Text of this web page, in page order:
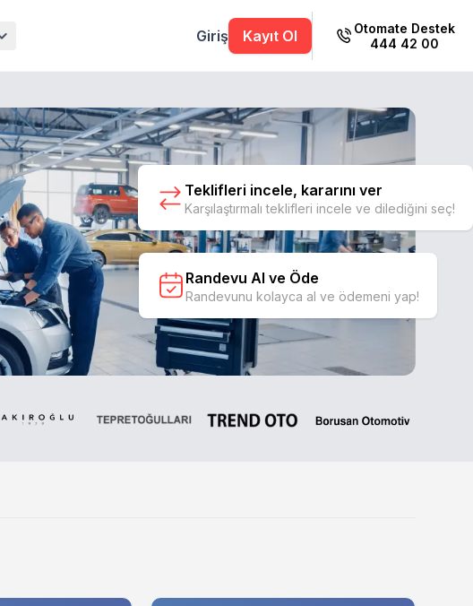
Giriş Kayıt Ol
Otomate Destek
444 42 00
Teklifleri incele, kararını ver
Karşılaştırmalı teklifleri incele ve dilediğini seç!
Randevu Al ve Öde
Randevunu kolayca al ve ödemeni yap!